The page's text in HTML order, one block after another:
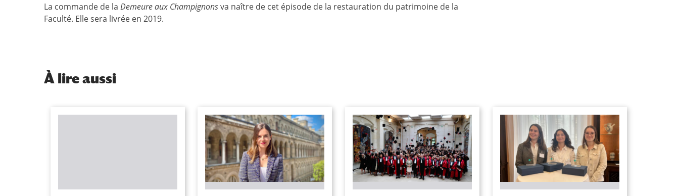
La commande de la Demeure aux Champignonsva naître de cet épisode de la restauration du patrimoine de la
Faculté. Elle sera livrée en 2019.
À lire aussi